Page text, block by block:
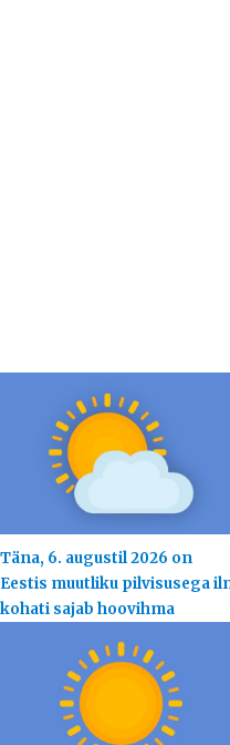
Täna, 6. augustil 2026 on
Eestis muutliku pilvisusega
kohati sajab hoovihma